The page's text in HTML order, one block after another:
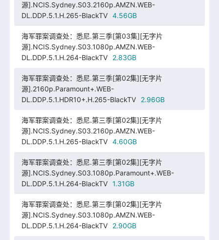
源].NCIS.Sydney.S03.2160p.AMZN.WEB-
DL.DDP.5.1.H.265-BlackTV
4.56GB
海军罪案调查处：悉尼.第三季[第03集][无字片
源].NCIS.Sydney.S03.1080p.AMZN.WEB-
DL.DDP.5.1.H.264-BlackTV
2.83GB
海军罪案调查处：悉尼.第三季[第02集][无字片
源].2160p.Paramount+.WEB-
DL.DDP.5.1.HDR10+.H.265-BlackTV
2.96GB
海军罪案调查处：悉尼.第三季[第02集][无字片
源].NCIS.Sydney.S03.2160p.AMZN.WEB-
DL.DDP.5.1.H.265-BlackTV
4.60GB
海军罪案调查处：悉尼.第三季[第02集][无字片
源].NCIS.Sydney.S03.1080p.Paramount+.WEB-
DL.DDP.5.1.H.264-BlackTV
1.31GB
海军罪案调查处：悉尼.第三季[第02集][无字片
源].NCIS.Sydney.S03.1080p.AMZN.WEB-
DL.DDP.5.1.H.264-BlackTV
2.90GB